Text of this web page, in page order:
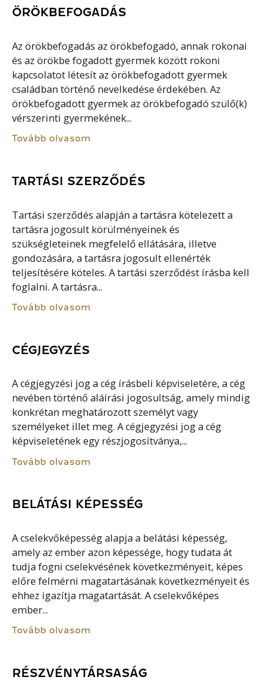
ÖRÖKBEFOGADÁS
Az örökbefogadás az örökbefogadó, annak rokonai
és az örökbe fogadott gyermek között rokoni
kapcsolatot létesít az örökbefogadott gyermek
családban történő nevelkedése érdekében. Az
örökbefogadott gyermek az örökbefogadó szülő(k)
vérszerinti gyermekének...
Tovább olvasom
TARTÁSI SZERZŐDÉS
Tartási szerződés alapján a tartásra kötelezett a
tartásra jogosult körülményeinek és
szükségleteinek megfelelő ellátására, illetve
gondozására, a tartásra jogosult ellenérték
teljesítésére köteles. A tartási szerződést írásba kell
foglalni. A tartásra...
Tovább olvasom
CÉGJEGYZÉS
A cégjegyzési jog a cég írásbeli képviseletére, a cég
nevében történő aláírási jogosultság, amely mindig
konkrétan meghatározott személyt vagy
személyeket illet meg. A cégjegyzési jog a cég
képviseletének egy részjogosítványa,...
Tovább olvasom
BELÁTÁSI KÉPESSÉG
A cselekvőképesség alapja a belátási képesség,
amely az ember azon képessége, hogy tudata át
tudja fogni cselekvésének következményeit, képes
előre felmérni magatartásának következményeit és
ehhez igazítja magatartását. A cselekvőképes
ember...
Tovább olvasom
RÉSZVÉNYTÁRSASÁG